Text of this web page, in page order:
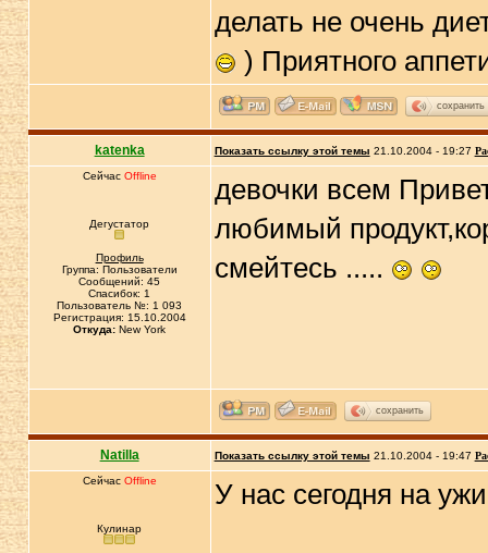
делать не очень
) Приятного
сохранить
katenka Показать ссылку этой темы 21.10.2004 - 19:27
Сейчас Offline
Дегустатор
Профиль
Группа: Пользователи
Сообщений: 45
Спасибок: 1
Пользователь №: 1 093
Регистрация: 15.10.2004
Откуда: New York
девочки всем
любимый
смейтесь .....
сохранить
Natilla Показать ссылку этой темы 21.10.2004 - 19:47
Сейчас Offline
Кулинар
У нас сегодня на